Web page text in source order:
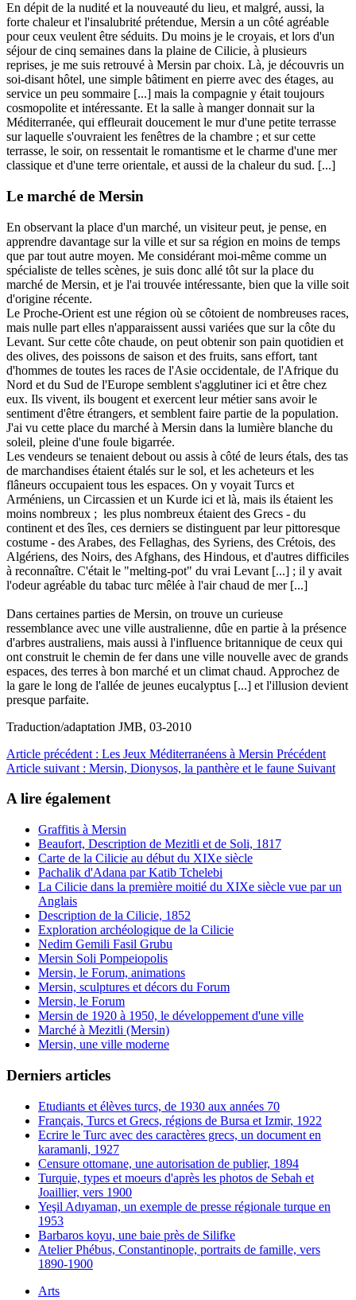
En dépit de la nudité et la nouveauté du lieu, et malgré, aussi, la
forte chaleur et l'insalubrité prétendue, Mersin a un côté agréable
pour ceux veulent être séduits. Du moins je le croyais, et lors d'un
séjour de cinq semaines dans la plaine de Cilicie, à plusieurs
reprises, je me suis retrouvé à Mersin par choix. Là, je découvris un
soi-disant hôtel, une simple bâtiment en pierre avec des étages, au
service un peu sommaire [...] mais la compagnie y était toujours
cosmopolite et intéressante. Et la salle à manger donnait sur la
Méditerranée, qui effleurait doucement le mur d'une petite terrasse
sur laquelle s'ouvraient les fenêtres de la chambre ; et sur cette
terrasse, le soir, on ressentait le romantisme et le charme d'une mer
classique et d'une terre orientale, et aussi de la chaleur du sud. [...]
Le marché de Mersin
En observant la place d'un marché, un visiteur peut, je pense, en
apprendre davantage sur la ville et sur sa région en moins de temps
que par tout autre moyen. Me considérant moi-même comme un
spécialiste de telles scènes, je suis donc allé tôt sur la place du
marché de Mersin, et je l'ai trouvée intéressante, bien que la ville soit
d'origine récente.
Le Proche-Orient est une région où se côtoient de nombreuses races,
mais nulle part elles n'apparaissent aussi variées que sur la côte du
Levant. Sur cette côte chaude, on peut obtenir son pain quotidien et
des olives, des poissons de saison et des fruits, sans effort, tant
d'hommes de toutes les races de l'Asie occidentale, de l'Afrique du
Nord et du Sud de l'Europe semblent s'agglutiner ici et être chez
eux. Ils vivent, ils bougent et exercent leur métier sans avoir le
sentiment d'être étrangers, et semblent faire partie de la population.
J'ai vu cette place du marché à Mersin dans la lumière blanche du
soleil, pleine d'une foule bigarrée.
Les vendeurs se tenaient debout ou assis à côté de leurs étals, des tas
de marchandises étaient étalés sur le sol, et les acheteurs et les
flâneurs occupaient tous les espaces. On y voyait Turcs et
Arméniens, un Circassien et un Kurde ici et là, mais ils étaient les
moins nombreux ; les plus nombreux étaient des Grecs - du
continent et des îles, ces derniers se distinguent par leur pittoresque
costume - des Arabes, des Fellaghas, des Syriens, des Crétois, des
Algériens, des Noirs, des Afghans, des Hindous, et d'autres difficiles
à reconnaître. C'était le "melting-pot" du vrai Levant [...] ; il y avait
l'odeur agréable du tabac turc mêlée à l'air chaud de mer [...]
Dans certaines parties de Mersin, on trouve un curieuse
ressemblance avec une ville australienne, dûe en partie à la présence
d'arbres australiens, mais aussi à l'influence britannique de ceux qui
ont construit le chemin de fer dans une ville nouvelle avec de grands
espaces, des terres à bon marché et un climat chaud. Approchez de
la gare le long de l'allée de jeunes eucalyptus [...] et l'illusion devient
presque parfaite.
Traduction/adaptation JMB, 03-2010
Article précédent : Les Jeux Méditerranéens à Mersin Précédent
Article suivant : Mersin, Dionysos, la panthère et le faune Suivant
A lire également
Graffitis à Mersin
Beaufort, Description de Mezitli et de Soli, 1817
Carte de la Cilicie au début du XIXe siècle
Pachalik d'Adana par Katib Tchelebi
La Cilicie dans la première moitié du XIXe siècle vue par un
Anglais
Description de la Cilicie, 1852
Exploration archéologique de la Cilicie
Nedim Gemili Fasil Grubu
Mersin Soli Pompeiopolis
Mersin, le Forum, animations
Mersin, sculptures et décors du Forum
Mersin, le Forum
Mersin de 1920 à 1950, le développement d'une ville
Marché à Mezitli (Mersin)
Mersin, une ville moderne
Derniers articles
Etudiants et élèves turcs, de 1930 aux années 70
Français, Turcs et Grecs, régions de Bursa et Izmir, 1922
Ecrire le Turc avec des caractères grecs, un document en
karamanli, 1927
Censure ottomane, une autorisation de publier, 1894
Turquie, types et moeurs d'après les photos de Sebah et
Joaillier, vers 1900
Yeşil Adıyaman, un exemple de presse régionale turque en
1953
Barbaros koyu, une baie près de Silifke
Atelier Phébus, Constantinople, portraits de famille, vers
1890-1900
Arts